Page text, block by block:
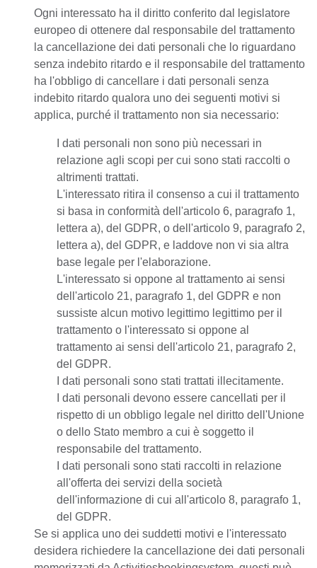
Ogni interessato ha il diritto conferito dal legislatore
europeo di ottenere dal responsabile del trattamento
la cancellazione dei dati personali che lo riguardano
senza indebito ritardo e il responsabile del trattamento
ha l'obbligo di cancellare i dati personali senza
indebito ritardo qualora uno dei seguenti motivi si
applica, purché il trattamento non sia necessario:
I dati personali non sono più necessari in
relazione agli scopi per cui sono stati raccolti o
altrimenti trattati.
L'interessato ritira il consenso a cui il trattamento
si basa in conformità dell'articolo 6, paragrafo 1,
lettera a), del GDPR, o dell'articolo 9, paragrafo 2,
lettera a), del GDPR, e laddove non vi sia altra
base legale per l'elaborazione.
L'interessato si oppone al trattamento ai sensi
dell'articolo 21, paragrafo 1, del GDPR e non
sussiste alcun motivo legittimo legittimo per il
trattamento o l'interessato si oppone al
trattamento ai sensi dell'articolo 21, paragrafo 2,
del GDPR.
I dati personali sono stati trattati illecitamente.
I dati personali devono essere cancellati per il
rispetto di un obbligo legale nel diritto dell'Unione
o dello Stato membro a cui è soggetto il
responsabile del trattamento.
I dati personali sono stati raccolti in relazione
all'offerta dei servizi della società
dell'informazione di cui all'articolo 8, paragrafo 1,
del GDPR.
Se si applica uno dei suddetti motivi e l'interessato
desidera richiedere la cancellazione dei dati personali